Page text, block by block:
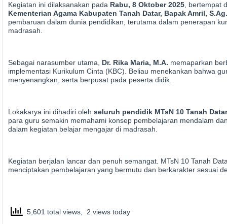
Kegiatan ini dilaksanakan pada Rabu, 8 Oktober 2025 , bertempat
Kementerian Agama Kabupaten Tanah Datar, Bapak Amril,
pembaruan dalam dunia pendidikan, terutama dalam penerapan
madrasah.
Sebagai narasumber utama, Dr. Rika Maria, M.A. memaparkan
implementasi Kurikulum Cinta (KBC). Beliau menekankan bahwa
menyenangkan, serta berpusat pada peserta didik.
Lokakarya ini dihadiri oleh seluruh pendidik MTsN 10 Tanah Datar
para guru semakin memahami konsep pembelajaran mendalam
dalam kegiatan belajar mengajar di madrasah.
Kegiatan berjalan lancar dan penuh semangat. MTsN 10 Tanah
menciptakan pembelajaran yang bermutu dan berkarakter sesuai
5,601 total views, 2 views today